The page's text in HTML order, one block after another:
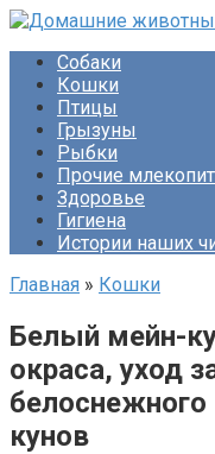
Перейти
контентуСобаки
Кошки
Птицы
Грызуны
Рыбки
Прочие
Здоровье
Гигиена
Истории наших
Главная » Кошки
Белый мейн-
окраса, уход
кунов